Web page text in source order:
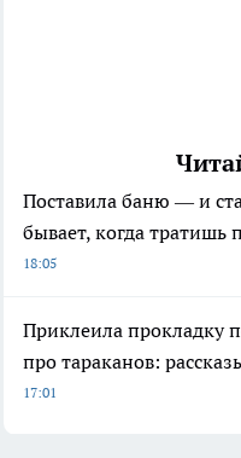
Поставила баню — и
бывает, когда тратишь
18:05
Приклеила прокладку
про тараканов:
17:01